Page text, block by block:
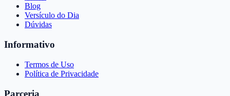
Blog
Versículo do Dia
Dúvidas
Informativo
Termos de Uso
Política de Privacidade
Parceria